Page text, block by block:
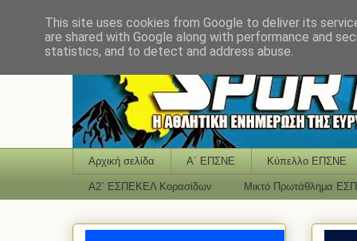
Αρχική σελίδα Α΄ ΕΠΣΝΕ Κύπελλο ΕΠΣΝΕ
Α2΄ ΕΣΠΕΚΕΛ Κορασίδων Μικτό Πρωτάθλημα
This site uses cookies from Google to deliver its
are shared with Google along with performance and
statistics, and to detect and address abuse.